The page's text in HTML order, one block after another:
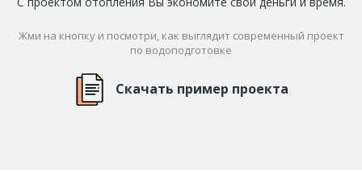
Жми на кнопку и посмотри, как выглядит современный проект
по водоподготовке
Скачать пример проекта